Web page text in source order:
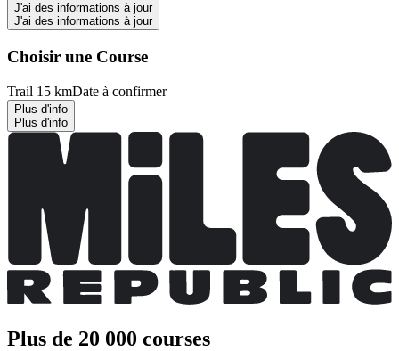
J'ai des informations à jour
J'ai des informations à jour
Choisir une Course
Trail 15 kmDate à confirmer
Plus d'info
Plus d'info
Plus de 20 000 courses